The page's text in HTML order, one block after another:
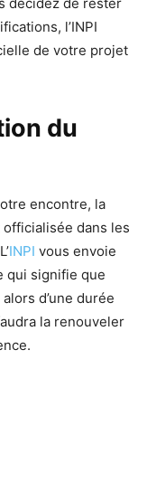
l’INPI
de votre projet
du
encontre, la
dans les
INPI vous envoie
qui signifie que
d’une durée
la renouveler